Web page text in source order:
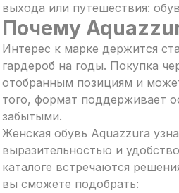
выхода или путешествия:
Почему
Интерес к марке держится
гардероб на годы. Покупка
отобранным позициям и
того, формат поддерживает
забытыми.
Женская обувь Aquazzura
выразительностью и
каталоге встречаются
вы сможете подобрать: